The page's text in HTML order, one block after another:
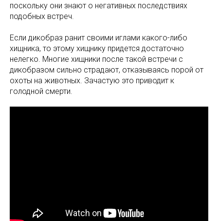
поскольку они знают о негативных последствиях
подобных встреч.
Если дикобраз ранит своими иглами какого-либо
хищника, то этому хищнику придется достаточно
нелегко. Многие хищники после такой встречи с
дикобразом сильно страдают, отказываясь порой от
охоты на животных. Зачастую это приводит к
голодной смерти.